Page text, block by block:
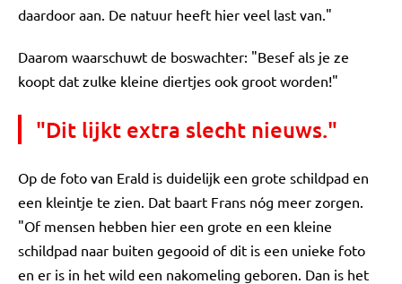
daardoor aan. De natuur heeft hier veel last van."
Daarom waarschuwt de boswachter: "Besef als je ze
koopt dat zulke kleine diertjes ook groot worden!"
"Dit lijkt extra slecht nieuws."
Op de foto van Erald is duidelijk een grote schildpad en
een kleintje te zien. Dat baart Frans nóg meer zorgen.
"Of mensen hebben hier een grote en een kleine
schildpad naar buiten gegooid of dit is een unieke foto
en er is in het wild een nakomeling geboren. Dan is het